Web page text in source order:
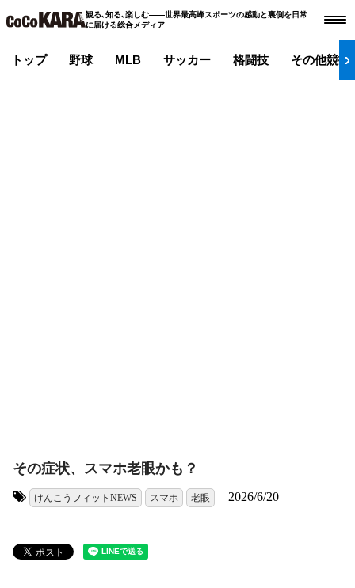
観る､知る､楽しむ――世界最高峰スポーツの感動と裏側を日常
に届ける総合メディア
トップ 野球 MLB サッカー 格闘技 その他競技
その症状、スマホ老眼かも？
けんこうフィットNEWS スマホ 老眼 2026/6/20